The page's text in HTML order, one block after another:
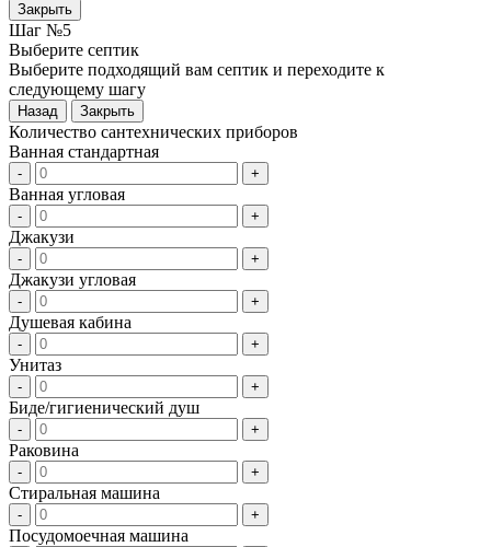
Закрыть
Шаг №5
Выберите септик
Выберите подходящий вам септик и переходите к
следующему шагу
Назад Закрыть
Количество сантехнических приборов
Ванная стандартная
- +
Ванная угловая
- +
Джакузи
- +
Джакузи угловая
- +
Душевая кабина
- +
Унитаз
- +
Биде/гигиенический душ
- +
Раковина
- +
Стиральная машина
- +
Посудомоечная машина